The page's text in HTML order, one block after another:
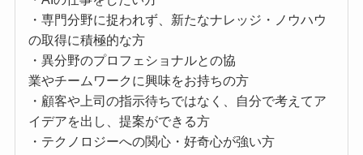
・専門分野に捉われず、新たなナレッジ・ノウハウ
の取得に積極的な方
・異分野のプロフェショナルとの協
業やチームワークに興味をお持ちの方
・顧客や上司の指示待ちではなく、自分で考えてア
イデアを出し、提案ができる方
・テクノロジーへの関心・好奇心が強い方